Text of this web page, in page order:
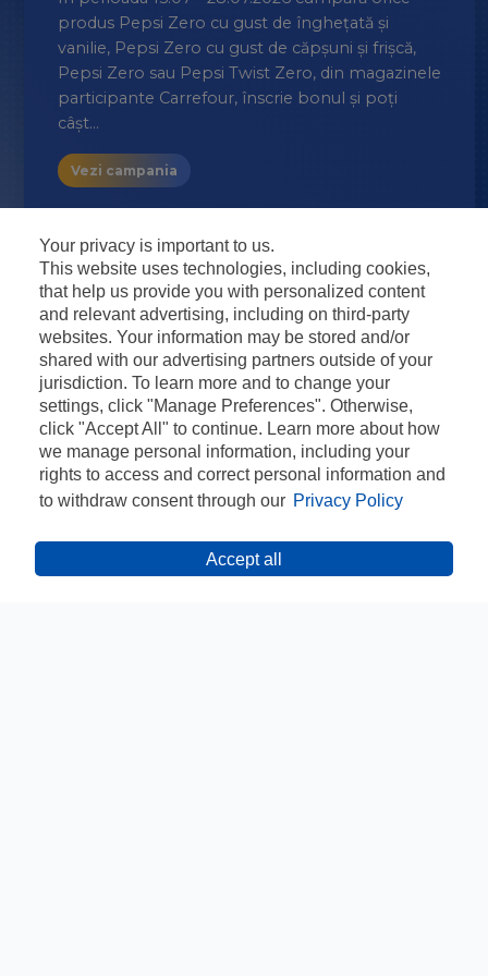
Your privacy is important to us.
This website uses technologies, including cookies,
that help us provide you with personalized content
and relevant advertising, including on third-party
websites. Your information may be stored and/or
shared with our advertising partners outside of your
jurisdiction. To learn more and to change your
settings, click "Manage Preferences". Otherwise,
click "Accept All" to continue. Learn more about how
we manage personal information, including your
rights to access and correct personal information and
to withdraw consent through our Privacy Policy
Accept all
produs Pepsi Zero cu gust de înghețată și
vanilie, Pepsi Zero cu gust de căpșuni și frișcă,
Pepsi Zero sau Pepsi Twist Zero, din magazinele
participante Carrefour, înscrie bonul și poți
câșt…
Vezi campania